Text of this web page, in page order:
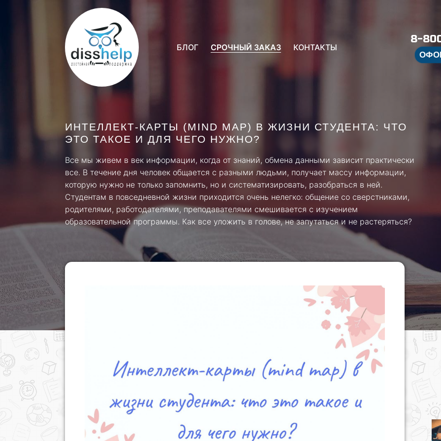
БЛОГ СРОЧНЫЙ ЗАКАЗ КОНТАКТЫ
8-
ИНТЕЛЛЕКТ-КАРТЫ (MIND MAP) В ЖИЗНИ СТУДЕНТА: ЧТО
ЭТО ТАКОЕ И ДЛЯ ЧЕГО НУЖНО?
Все мы живем в век информации, когда от знаний, обмена данными зависит практически
все. В течение дня человек общается с разными людьми, получает массу информации,
которую нужно не только запомнить, но и систематизировать, разобраться в ней.
Студентам в повседневной жизни приходится очень нелегко: общение со сверстниками,
родителями, работодателями, преподавателями смешивается с изучением
образовательной программы. Как все уложить в голове, не запутаться и не растеряться?